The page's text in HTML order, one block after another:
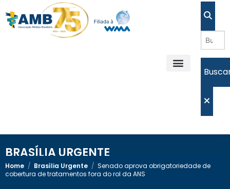
BRASÍLIA URGENTE
Home / Brasília Urgente / Senado aprova obrigatoriedade de
cobertura de tratamentos fora do rol da ANS